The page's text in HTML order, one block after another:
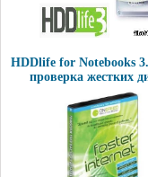
HDDlife for Notebooks
проверка жестких